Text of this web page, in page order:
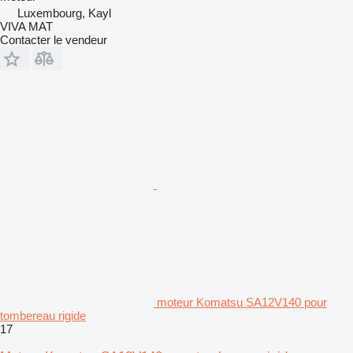
Luxembourg, Kayl
VIVA MAT
Contacter le vendeur
moteur Komatsu SA12V140 pour
tombereau rigide
17